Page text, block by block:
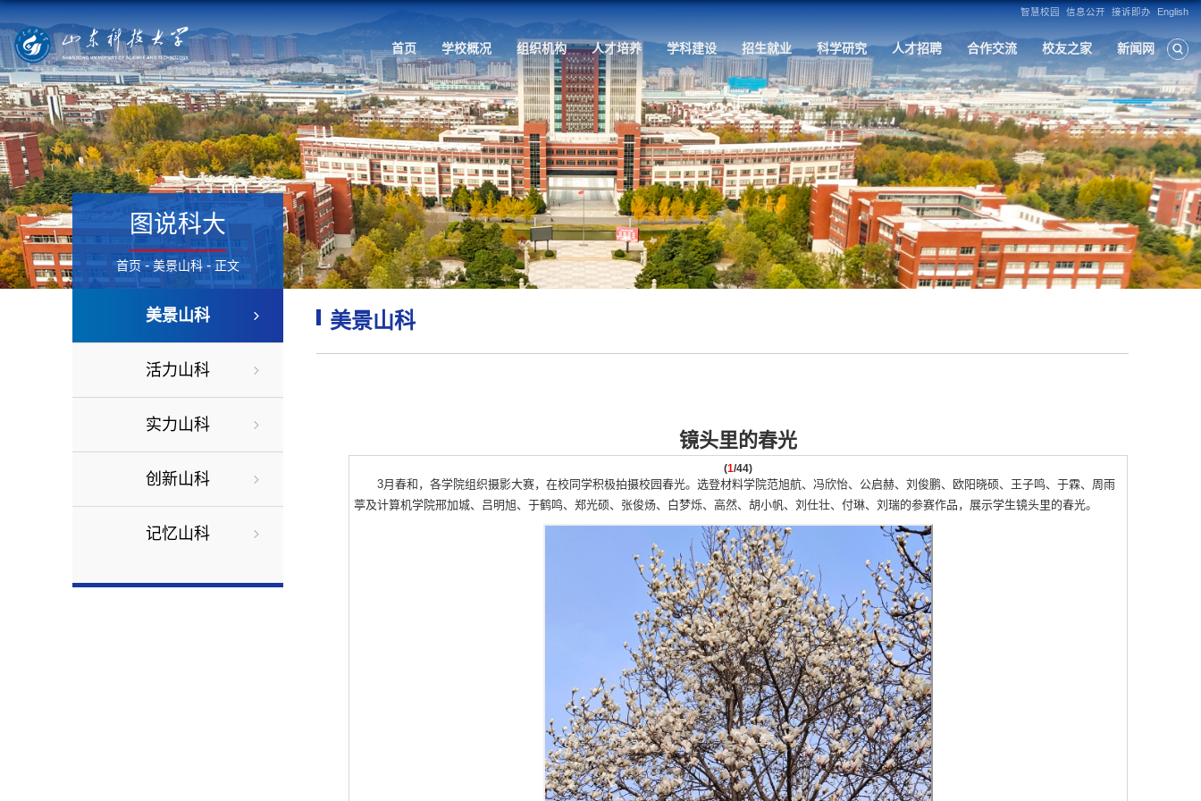
首页 学校概况 组织机构 人才培养 学科建设 招生就业 科
图说科大
首页 -美景山科 - 正文
美景山科
活力山科
实力山科
创新山科
记忆山科
美景山科
镜头里的春光
(1/44)
3月春和，各学院组织摄影大赛，在校同学积极拍摄校园春光。选登材料学院范旭航、冯欣怡、公启赫、刘俊鹏、欧阳晓硕、王子鸣、于霖、周雨
葶及计算机学院邢加城、吕明旭、于鹤鸣、郑光硕、张俊炀、白梦烁、高然、胡小帆、刘仕壮、付琳、刘瑞的参赛作品，展示学生镜头里的春光。